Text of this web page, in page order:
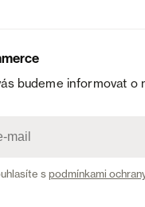
budeme informovat o
spodmínkami